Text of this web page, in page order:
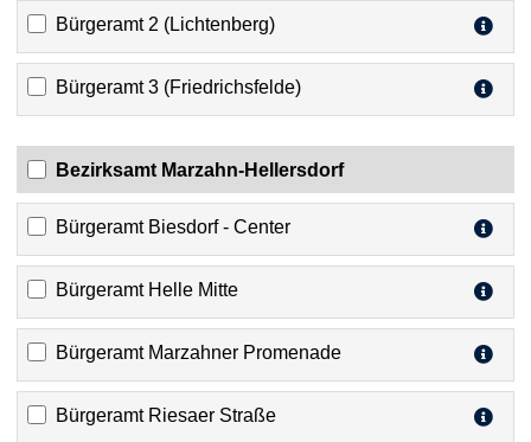
Bürgeramt 2 (Lichtenberg)
Bürgeramt 3 (Friedrichsfelde)
Bezirksamt Marzahn-Hellersdorf
Bürgeramt Biesdorf - Center
Bürgeramt Helle Mitte
Bürgeramt Marzahner Promenade
Bürgeramt Riesaer Straße